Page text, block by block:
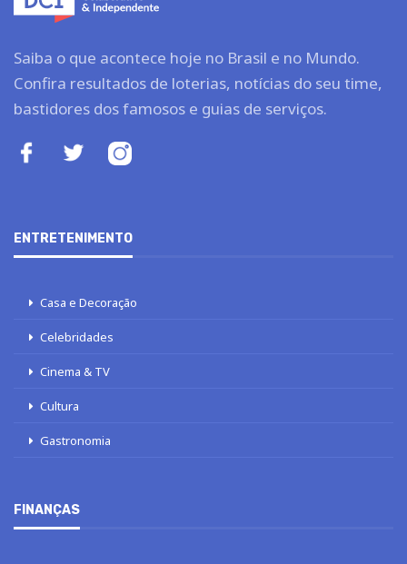
Saiba o que acontece hoje no Brasil e no Mundo.
Confira resultados de loterias, notícias do seu time,
bastidores dos famosos e guias de serviços.
ENTRETENIMENTO
Casa e Decoração
Celebridades
Cinema & TV
Cultura
Gastronomia
FINANÇAS